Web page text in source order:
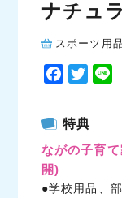
ナチュ
スポーツ用品
F
e
b
o
T
t
t
r
特典
ながの子育
開)
●学校用品、